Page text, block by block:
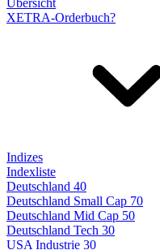
Übersicht
XETRA-Orderbuch?
Indizes
Indexliste
Deutschland 40
Deutschland Small Cap 70
Deutschland Mid Cap 50
Deutschland Tech 30
USA Industrie 30